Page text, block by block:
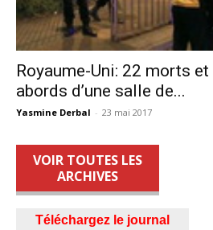
Royaume-Uni: 22 morts
abords d’une salle de...
Yasmine Derbal - 23 mai 2017
VOIR TOUTES LES
ARCHIVES